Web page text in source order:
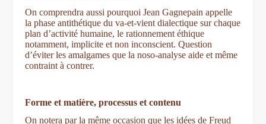
On comprendra aussi pourquoi Jean Gagnepain appelle
la phase antithétique du va-et-vient dialectique sur chaque
plan d’activité humaine, le rationnement éthique
notamment, implicite et non inconscient. Question
d’éviter les amalgames que la noso-analyse aide et même
contraint à contrer.
Forme et matière, processus et contenu
On notera par la même occasion que les idées de Freud